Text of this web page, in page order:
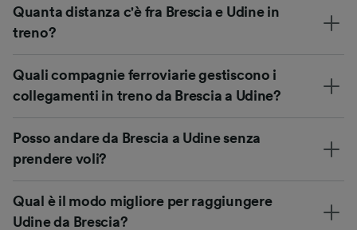
Quanta distanza c'è fra Brescia e Udine in
treno?
Quali compagnie ferroviarie gestiscono i
collegamenti in treno da Brescia a Udine?
Posso andare da Brescia a Udine senza
prendere voli?
Qual è il modo migliore per raggiungere
Udine da Brescia?